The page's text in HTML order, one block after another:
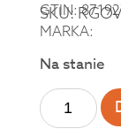
SKU:
GTIN:
MARKA:
Na stanie